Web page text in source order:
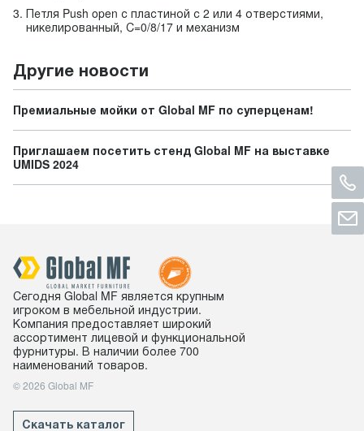
Петля Push open с пластиной с 2 или 4 отверстиями,
никелированный, С=0/8/17 и механизм
Другие новости
Премиальные мойки от Global MF по суперценам!
Приглашаем посетить стенд Global MF на выставке
UMIDS 2024
Сегодня Global MF является крупным
игроком в мебельной индустрии.
Компания предоставляет широкий
ассортимент лицевой и функциональной
фурнитуры. В наличии более 700
наименований товаров.
© 2026 Global MF
Скачать каталог